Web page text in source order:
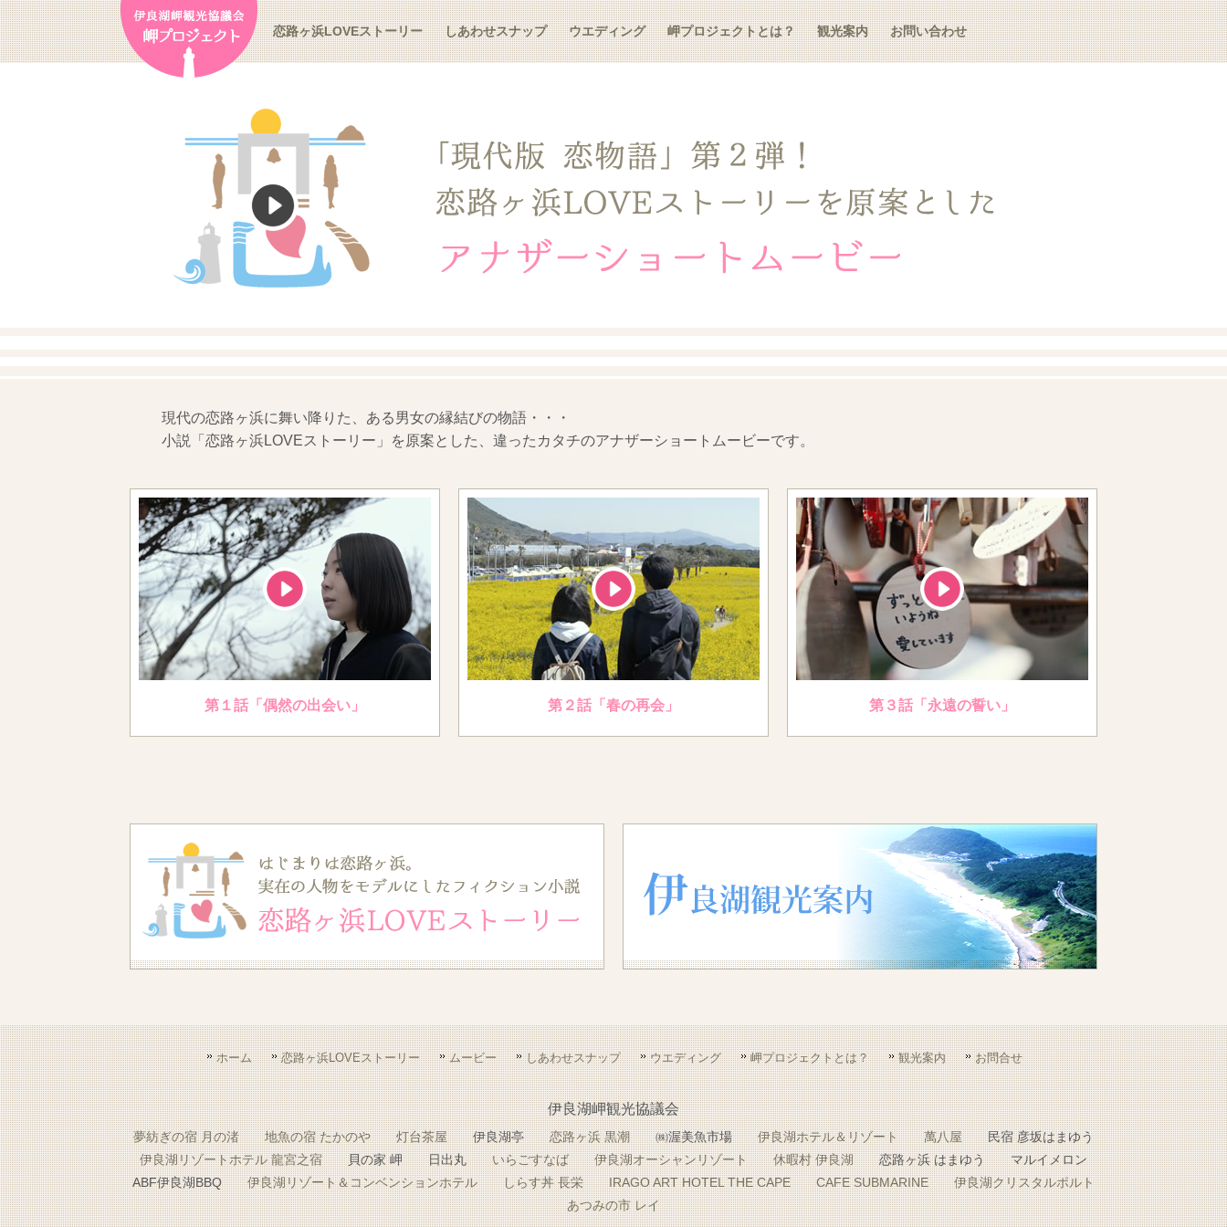
恋路ヶ浜LOVEストーリー しあわせスナップ ウエディング 岬プロジェクトとは？ 観光案内 お問い合わせ
現代の恋路ヶ浜に舞い降りた、ある男女の縁結びの物語・・・
小説「恋路ヶ浜LOVEストーリー」を原案とした、違ったカタチのアナザーショートムービーです。
第１話「偶然の出会い」 第２話「春の再会」 第３話「永遠の誓い」
ホーム 恋路ヶ浜LOVEストーリー ムービー しあわせスナップ ウエディング 岬プロジェクトとは？ 観光案内 お問合せ
伊良湖岬観光協議会
夢紡ぎの宿 月の渚 地魚の宿 たかのや 灯台茶屋 伊良湖亭 恋路ヶ浜 黒潮 ㈱渥美魚市場 伊良湖ホテル＆リゾート 萬八屋
民宿 彦坂はまゆう
伊良湖リゾートホテル 龍宮之宿
貝の家 岬 日出丸 いらごすなば 伊良湖オーシャンリゾート 休暇村 伊良湖 恋路ヶ浜 はまゆう
マルイメロン
ABF伊良湖BBQ
伊良湖リゾート＆コンベンションホテル しらす丼 長栄 IRAGO ART HOTEL THE CAPE CAFE SUBMARINE
伊良湖クリスタルポルト
あつみの市 レイ